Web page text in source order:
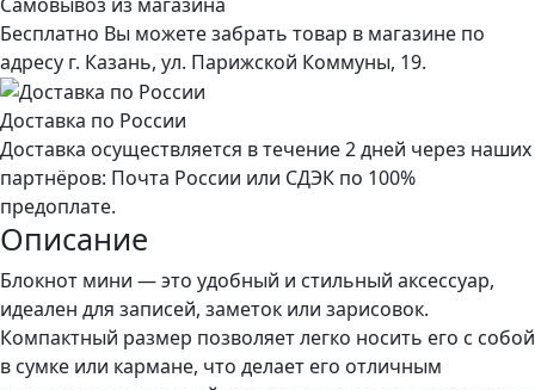
Бесплатно Вы можете забрать товар в магазине по
адресу г. Казань, ул. Парижской Коммуны, 19.
Доставка по России
Доставка осуществляется в течение 2 дней через наших
партнёров: Почта России или СДЭК по 100%
предоплате.
Описание
Блокнот мини — это удобный и стильный аксессуар,
идеален для записей, заметок или зарисовок.
Компактный размер позволяет легко носить его с собой
в сумке или кармане, что делает его отличным